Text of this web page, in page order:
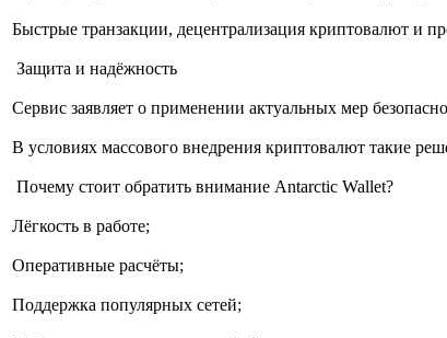
Быстрые транзакции, децентрализация криптовалют и
Защита и надёжность
Сервис заявляет о применении актуальных мер
В условиях массового внедрения криптовалют такие
Почему стоит обратить внимание Antarctic Wallet?
Лёгкость в работе;
Оперативные расчёты;
Поддержка популярных сетей;